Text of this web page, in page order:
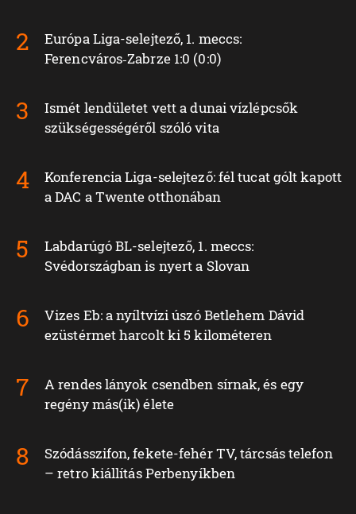
Európa Liga-selejtező, 1. meccs:
Ferencváros‑Zabrze 1:0 (0:0)
Ismét lendületet vett a dunai vízlépcsők
szükségességéről szóló vita
Konferencia Liga-selejtező: fél tucat gólt kapott
a DAC a Twente otthonában
Labdarúgó BL-selejtező, 1. meccs:
Svédországban is nyert a Slovan
Vizes Eb: a nyíltvízi úszó Betlehem Dávid
ezüstérmet harcolt ki 5 kilométeren
A rendes lányok csendben sírnak, és egy
regény más(ik) élete
Szódásszifon, fekete-fehér TV, tárcsás telefon
– retro kiállítás Perbenyíkben